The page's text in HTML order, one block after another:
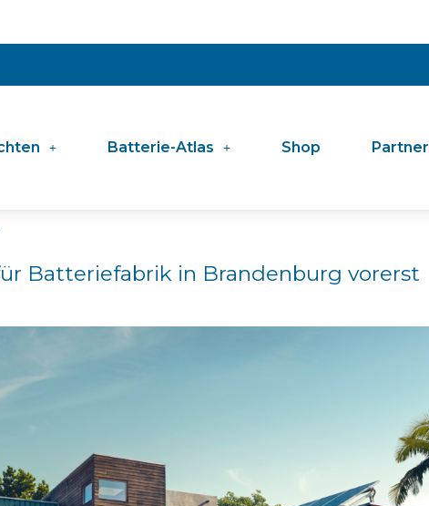
Batterie-Atlas Shop Partner
Batteriefabrik in Brandenburg vorerst